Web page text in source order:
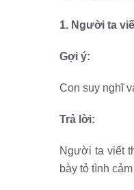
1. Người ta
Gợi ý:
Con suy nghĩ
Trả lời:
Người ta viết
bày tỏ tình